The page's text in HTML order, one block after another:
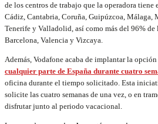
de los centros de trabajo que la operadora tiene
Cádiz, Cantabria, Coruña, Guipúzcoa, Málaga,
Tenerife y Valladolid, así como más del 96%
Barcelona, Valencia y Vizcaya.
Además, Vodafone acaba de implantar la opción
cualquier parte de España durante cuatro
oficina durante el tiempo solicitado. Esta
solicite las cuatro semanas de una vez, o en
disfrutar junto al periodo vacacional.